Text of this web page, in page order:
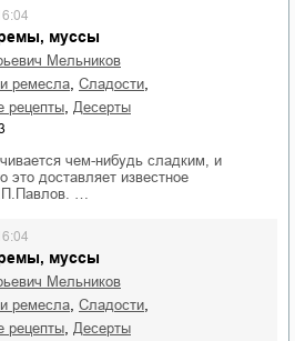
мусcы
Мельников
и ремесла
сладости
рецепты десерты
чем-нибудь сладким, и
это доставляет известное
…
мусcы
Мельников
и ремесла
сладости
рецепты десерты